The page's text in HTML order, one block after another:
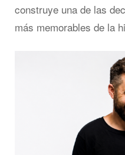
construye una de las
más memorables de la